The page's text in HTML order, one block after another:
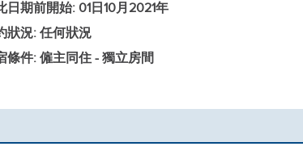
日期前開始: 01日10月2021年
狀況: 任何狀況
條件: 僱主同住 - 獨立房間